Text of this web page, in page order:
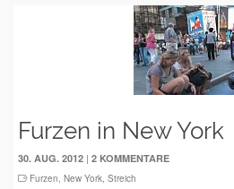
Furzen in New York
30. AUG. 2012 | 2 KOMMENTARE
Furzen, New York, Streich